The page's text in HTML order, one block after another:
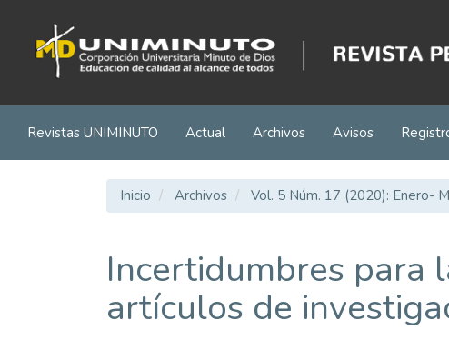
principal
Contenido
principal
lateral
Revistas UNIMINUTO Actual Archivos Avisos
Inicio Archivos Vol. 5 Núm. 17 (2020): Enero-
Incertidumbres para
artículos de